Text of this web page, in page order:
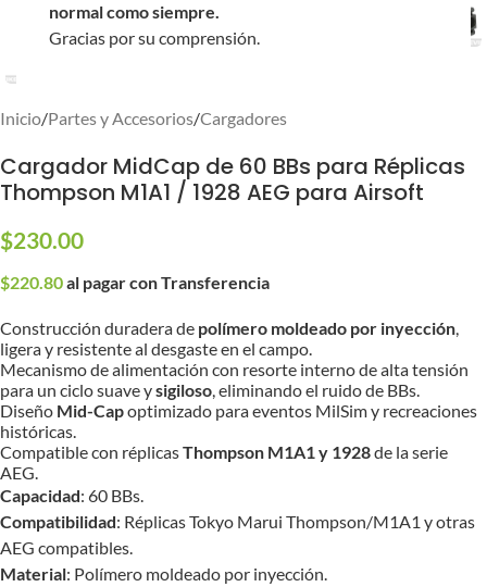
normal como siempre.
Gracias por su comprensión.
Inicio/Partes y Accesorios/Cargadores
Cargador MidCap de 60 BBs para Réplicas
Thompson M1A1 / 1928 AEG para Airsoft
$230.00
$220.80al pagar con Transferencia
Construcción duradera de polímero moldeado por inyección,
ligera y resistente al desgaste en el campo.
Mecanismo de alimentación con resorte interno de alta tensión
para un ciclo suave ysigiloso, eliminando el ruido de BBs.
Diseño Mid-Capoptimizado para eventos MilSim y recreaciones
históricas.
Compatible con réplicasThompson M1A1 y 1928de la serie
AEG.
Capacidad: 60 BBs.
Compatibilidad: Réplicas Tokyo Marui Thompson/M1A1 y otras
AEG compatibles.
Material: Polímero moldeado por inyección.